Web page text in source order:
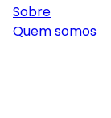
Sobre
Quem somos